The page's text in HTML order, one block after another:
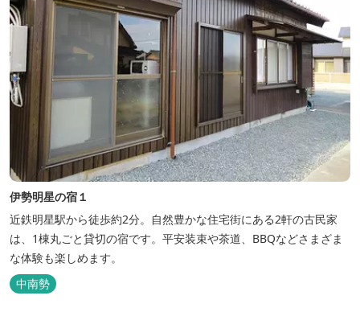
伊勢明星の宿１
近鉄明星駅から徒歩約2分。自然豊かな住宅街にある2軒の古民家
は、1棟丸ごと貸切の宿です。平安装束や茶道、BBQなどさまざま
な体験も楽しめます。
中南勢